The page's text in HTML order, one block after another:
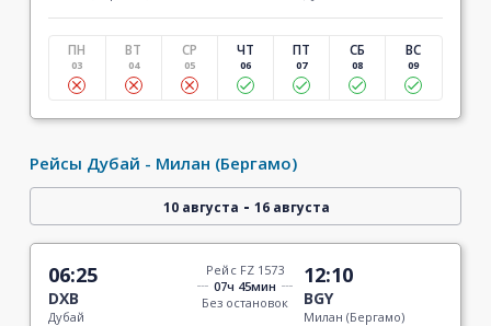
ПН
03
ВТ
04
СР
05
ЧТ
06
ПТ
07
СБ
08
ВС
09
Рейсы Дубай - Милан (Бергамо)
10 августа - 16 августа
06:25
DXB
Дубай
Рейс FZ 1573
07ч 45мин
Без остановок
12:10
BGY
Милан (Бергамо)